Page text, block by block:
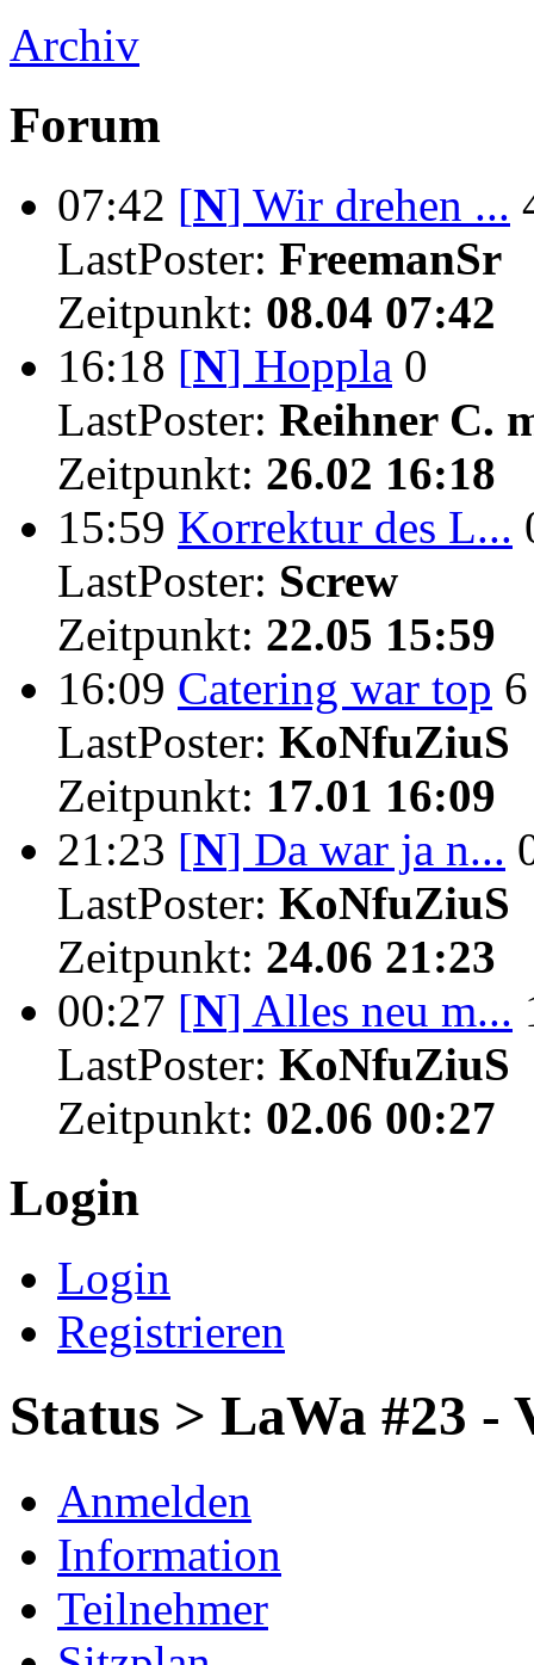
Archiv
Forum
07:42 [N] Wir drehen ...
LastPoster: FreemanSr
Zeitpunkt: 08.04 07:42
16:18 [N] Hoppla 0
LastPoster: Reihner C.
Zeitpunkt: 26.02 16:18
15:59 Korrektur des L...
LastPoster: Screw
Zeitpunkt: 22.05 15:59
16:09 Catering war top 6
LastPoster: KoNfuZiuS
Zeitpunkt: 17.01 16:09
21:23 [N] Da war ja n...
LastPoster: KoNfuZiuS
Zeitpunkt: 24.06 21:23
00:27 [N] Alles neu m...
LastPoster: KoNfuZiuS
Zeitpunkt: 02.06 00:27
Login
Login
Registrieren
Status > LaWa #23
Anmelden
Information
Teilnehmer